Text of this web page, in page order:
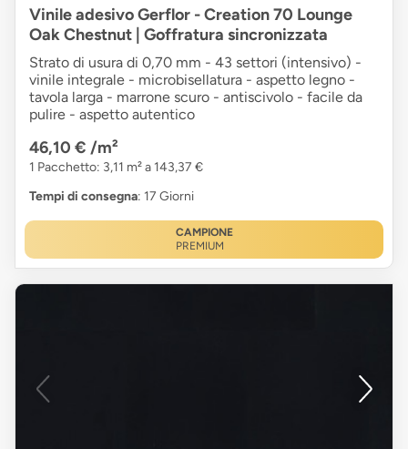
Vinile adesivo Gerflor - Creation 70 Lounge
Oak Chestnut | Goffratura sincronizzata
Strato di usura di 0,70 mm - 43 settori (intensivo) -
vinile integrale - microbisellatura - aspetto legno -
tavola larga - marrone scuro - antiscivolo - facile da
pulire - aspetto autentico
46,10 € /m²
1 Pacchetto: 3,11 m² a 143,37 €
Tempi di consegna: 17 Giorni
CAMPIONE
PREMIUM